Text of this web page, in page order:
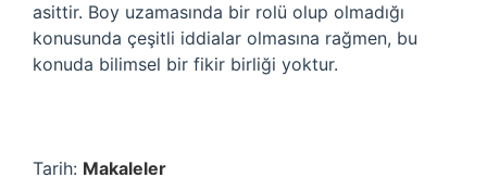
asittir. Boy uzamasında bir rolü olup olmadığı
konusunda çeşitli iddialar olmasına rağmen, bu
konuda bilimsel bir fikir birliği yoktur.
Tarih: Makaleler